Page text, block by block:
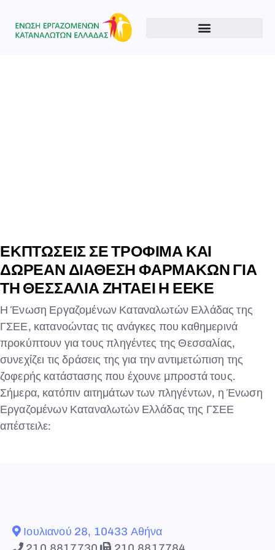
ΕΚΠΤΩΣΕΙΣ ΣΕ ΤΡΟΦΙΜΑ ΚΑΙ
ΔΩΡΕΑΝ ΔΙΑΘΕΣΗ ΦΑΡΜΑΚΩΝ ΓΙΑ
ΤΗ ΘΕΣΣΑΛΙΑ ΖΗΤΑΕΙ Η ΕΕΚΕ
Η Ένωση Εργαζομένων Καταναλωτών Ελλάδας της
ΓΣΕΕ, κατανοώντας τις ανάγκες που καθημερινά
προκύπτουν για τους πληγέντες της Θεσσαλίας,
συνεχίζει τις δράσεις της για την αντιμετώπιση της
ζοφερής κατάστασης που έχουνε μπροστά τους.
Σήμερα, κατόπιν αιτημάτων των πληγέντων, η Ένωση
Εργαζομένων Καταναλωτών Ελλάδας της ΓΣΕΕ
απέστειλε:
Ιουλιανού 28, 10433 Αθήνα